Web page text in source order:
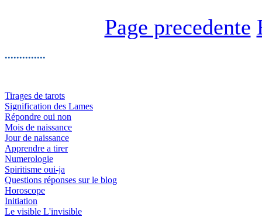
Page precedente
..............
Tirages de tarots
Signification des Lames
Répondre oui non
Mois de naissance
Jour de naissance
Apprendre a tirer
Numerologie
Spiritisme oui-ja
Questions réponses sur le blog
Horoscope
Initiation
Le visible L'invisible